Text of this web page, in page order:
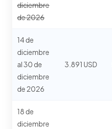
diciembre
de 2026
14 de
diciembre
al 30 de
diciembre
de 2026
3.891 USD
18 de
diciembre